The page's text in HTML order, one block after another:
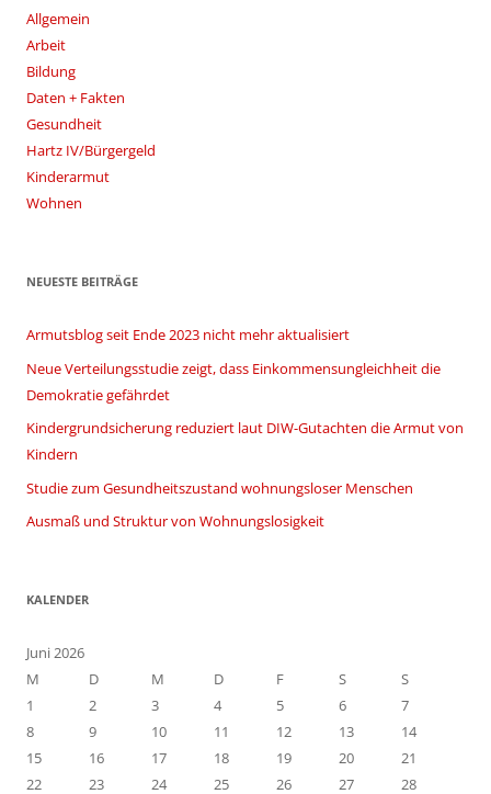
Allgemein
Arbeit
Bildung
Daten + Fakten
Gesundheit
Hartz IV/Bürgergeld
Kinderarmut
Wohnen
NEUESTE BEITRÄGE
Armutsblog seit Ende 2023 nicht mehr aktualisiert
Neue Verteilungsstudie zeigt, dass Einkommensungleichheit die
Demokratie gefährdet
Kindergrundsicherung reduziert laut DIW-Gutachten die Armut von
Kindern
Studie zum Gesundheitszustand wohnungsloser Menschen
Ausmaß und Struktur von Wohnungslosigkeit
KALENDER
Juni 2026
M
D M D F S
S
1
2 3 4 5 6
7
8
9 10 11 12 13
14
15
16 17 18 19 20
21
22
23 24 25 26 27
28